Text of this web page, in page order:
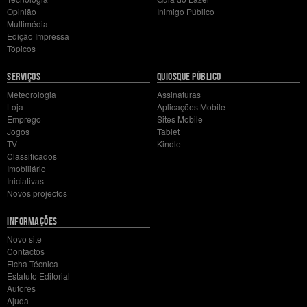
Manuel Vieira
Javali Profissional,Javali profissional
Pesquise no google por "negócios infografia divida das
Opinião
Multimédia
Edição Impressa
Tópicos
Inimigo Público
SERVIÇOS
Meteorologia
Loja
Emprego
Jogos
TV
Classificados
Imobiliário
Iniciativas
Novos projectos
QUIOSQUE PÚBLICO
Assinaturas
Aplicações Mobile
Sites Mobile
Tablet
Kindle
INFORMAÇÕES
Novo site
Contactos
Ficha Técnica
Estatuto Editorial
Autores
Ajuda